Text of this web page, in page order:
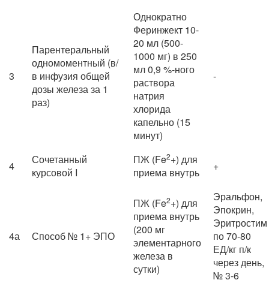
3
Парентеральный
одномоментный (в/
в инфузия общей
дозы железа за 1
раз)
Однократно
Феринжект 10-
20 мл (500-
1000 мг) в 250
мл 0,9 %-ного
раствора
натрия
хлорида
капельно (15
минут)
-
4
Сочетанный
курсовой I
ПЖ (Fe2+) для
приема внутрь
+
4а Способ № 1+ ЭПО
ПЖ (Fe2+) для
приема внутрь
(200 мг
элементарного
железа в
сутки)
Эральфон,
Эпокрин,
Эритростим
по 70-80
ЕД/кг п/к
через день,
№ 3-6